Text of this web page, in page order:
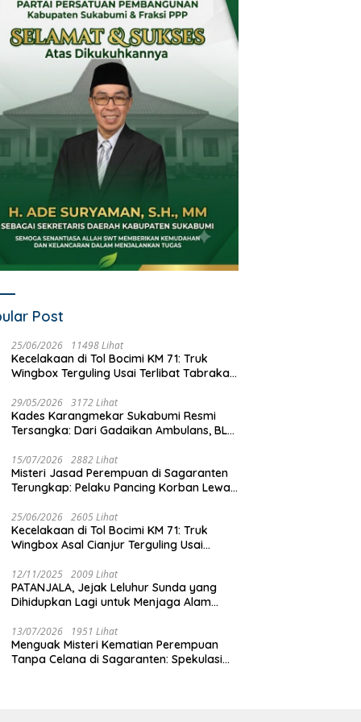
Sambut HUT RI ke-81, Polsek
Nagrak Bagikan Nasi Kotak
dan Bendera Merah Putih
dalam Jumat Berkah
Oknum Kades Terseret
Narkoba, Wabup
Post
25/06/2026 11498 Lihat
Kecelakaan di Tol Bocimi KM 71: Truk
Wingbox Terguling Usai Terlibat Tabrakan
29/05/2026 3172 Lihat
Kades Karangmekar Sukabumi Resmi
Tersangka: Dari Gadaikan Ambulans, BLT
15/07/2026 2882 Lihat
Misteri Jasad Perempuan di Sagaranten
Terungkap: Pelaku Pancing Korban Lewat
25/06/2026 2605 Lihat
Kecelakaan di Tol Bocimi KM 71: Truk
Wingbox Asal Cianjur Terguling Usai
RS Sekarwangi
12/11/2025 2009 Lihat
PATANJALA, Jejak Leluhur Sunda yang
Dihidupkan Lagi untuk Menjaga Alam
13/07/2026 1951 Lihat
Menguak Misteri Kematian Perempuan
Tanpa Celana di Sagaranten: Spekulasi